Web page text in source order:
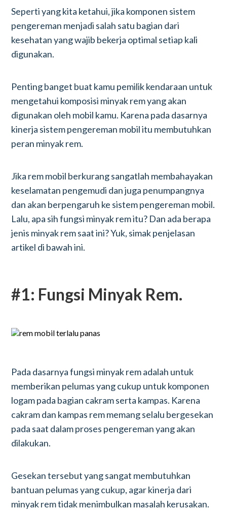
Seperti yang kita ketahui, jika komponen sistem
pengereman menjadi salah satu bagian dari
kesehatan yang wajib bekerja optimal setiap kali
digunakan.
Penting banget buat kamu pemilik kendaraan untuk
mengetahui komposisi minyak rem yang akan
digunakan oleh mobil kamu. Karena pada dasarnya
kinerja sistem pengereman mobil itu membutuhkan
peran minyak rem.
Jika rem mobil berkurang sangatlah membahayakan
keselamatan pengemudi dan juga penumpangnya
dan akan berpengaruh ke sistem pengereman mobil.
Lalu, apa sih fungsi minyak rem itu? Dan ada berapa
jenis minyak rem saat ini? Yuk, simak penjelasan
artikel di bawah ini.
#1: Fungsi Minyak Rem.
Pada dasarnya fungsi minyak rem adalah untuk
memberikan pelumas yang cukup untuk komponen
logam pada bagian cakram serta kampas. Karena
cakram dan kampas rem memang selalu bergesekan
pada saat dalam proses pengereman yang akan
dilakukan.
Gesekan tersebut yang sangat membutuhkan
bantuan pelumas yang cukup, agar kinerja dari
minyak rem tidak menimbulkan masalah kerusakan.